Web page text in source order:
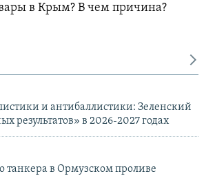
в Крым? В чем причина?
и антибаллистики: Зеленский
результатов» в 2026-2027 годах
танкера в Ормузском проливе